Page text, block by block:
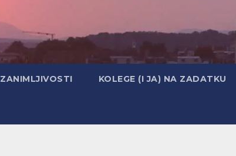
ZANIMLJIVOSTI KOLEGE (I JA) NA ZADATKU